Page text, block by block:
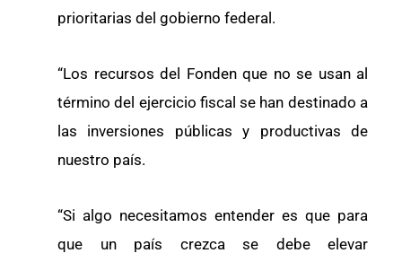
prioritarias del gobierno federal.
“Los recursos del Fonden que no se usan al
término del ejercicio fiscal se han destinado a
las inversiones públicas y productivas de
nuestro país.
“Si algo necesitamos entender es que para
que un país crezca se debe elevar